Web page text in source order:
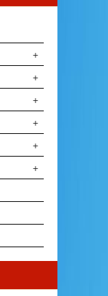
+
+
+
+
+
+